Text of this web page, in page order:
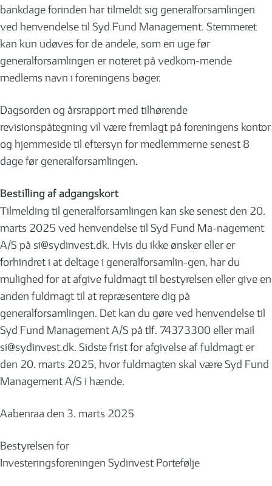
bankdage forinden har tilmeldt sig generalforsamlingen
ved henvendelse til Syd Fund Management. Stemmeret
kan kun udøves for de andele, som en uge før
generalforsamlingen er noteret på vedkom-mende
medlems navn i foreningens bøger.
Dagsorden og årsrapport med tilhørende
revisionspåtegning vil være fremlagt på foreningens kontor
og hjemmeside til eftersyn for medlemmerne senest 8
dage før generalforsamlingen.
Bestilling af adgangskort
Tilmelding til generalforsamlingen kan ske senest den 20.
marts 2025 ved henvendelse til Syd Fund Ma-nagement
A/S på si@sydinvest.dk. Hvis du ikke ønsker eller er
forhindret i at deltage i generalforsamlin-gen, har du
mulighed for at afgive fuldmagt til bestyrelsen eller give en
anden fuldmagt til at repræsentere dig på
generalforsamlingen. Det kan du gøre ved henvendelse til
Syd Fund Management A/S på tlf. 74373300 eller mail
si@sydinvest.dk. Sidste frist for afgivelse af fuldmagt er
den 20. marts 2025, hvor fuldmagten skal være Syd Fund
Management A/S i hænde.
Aabenraa den 3. marts 2025
Bestyrelsen for
Investeringsforeningen Sydinvest Portefølje